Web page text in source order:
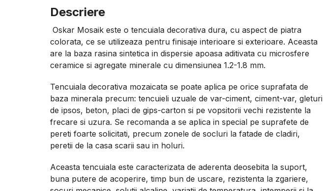
Descriere
Oskar Mosaik este o tencuiala decorativa dura, cu aspect de piatra
colorata, ce se utilizeaza pentru finisaje interioare si exterioare. Aceasta
are la baza rasina sintetica in dispersie apoasa aditivata cu microsfere
ceramice si agregate minerale cu dimensiunea 1.2-1.8 mm.
Tencuiala decorativa mozaicata se poate aplica pe orice suprafata de
baza minerala precum: tencuieli uzuale de var-ciment, ciment-var, gleturi
de ipsos, beton, placi de gips-carton si pe vopsitorii vechi rezistente la
frecare si uzura. Se recomanda a se aplica in special pe suprafete de
pereti foarte solicitati, precum zonele de socluri la fatade de cladiri,
peretii de la casa scarii sau in holuri.
Aceasta tencuiala este caracterizata de aderenta deosebita la suport,
buna putere de acoperire, timp bun de uscare, rezistenta la zgariere,